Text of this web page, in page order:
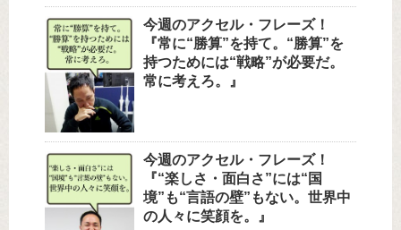
今週のアクセル・フレーズ！
『常に“勝算”を持て。“勝算”を
持つためには“戦略”が必要だ。
常に考えろ。』
今週のアクセル・フレーズ！
『“楽しさ・面白さ”には“国
境”も“言語の壁”もない。世界中
の人々に笑顔を。』